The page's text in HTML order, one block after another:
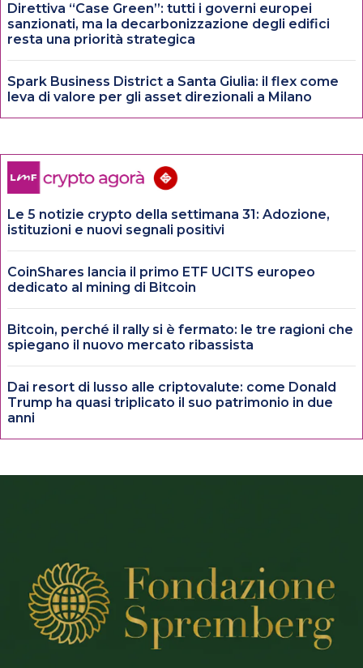
Direttiva “Case Green”: tutti i governi europei
sanzionati, ma la decarbonizzazione degli edifici
resta una priorità strategica
Spark Business District a Santa Giulia: il flex come
leva di valore per gli asset direzionali a Milano
Le 5 notizie crypto della settimana 31: Adozione,
istituzioni e nuovi segnali positivi
CoinShares lancia il primo ETF UCITS europeo
dedicato al mining di Bitcoin
Bitcoin, perché il rally si è fermato: le tre ragioni che
spiegano il nuovo mercato ribassista
Dai resort di lusso alle criptovalute: come Donald
Trump ha quasi triplicato il suo patrimonio in due
anni